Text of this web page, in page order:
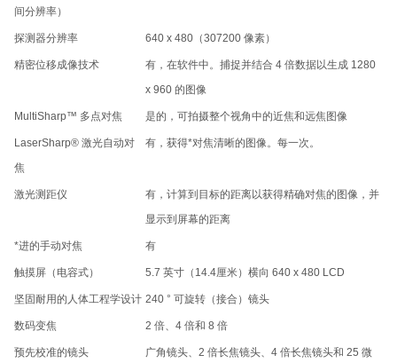
间分辨率）
探测器分辨率 640 x 480（307200 像素）
精密位移成像技术
有，在软件中。捕捉并结合 4 倍数据以生成 1280
x 960 的图像
MultiSharp™ 多点对焦 是的，可拍摄整个视角中的近焦和远焦图像
LaserSharp® 激光自动对
焦
有，获得*对焦清晰的图像。每一次。
激光测距仪
有，计算到目标的距离以获得精确对焦的图像，并
显示到屏幕的距离
*进的手动对焦 有
触摸屏（电容式） 5.7 英寸（14.4厘米）横向 640 x 480 LCD
坚固耐用的人体工程学设计 240 ° 可旋转（接合）镜头
数码变焦 2 倍、4 倍和 8 倍
预先校准的镜头 广角镜头、2 倍长焦镜头、4 倍长焦镜头和 25 微